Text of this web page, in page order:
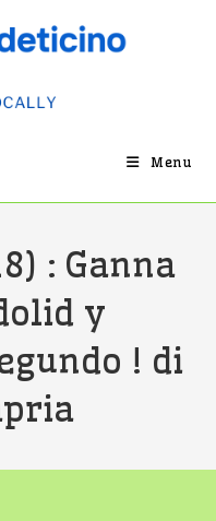
Menu
: Ganna
y
! di